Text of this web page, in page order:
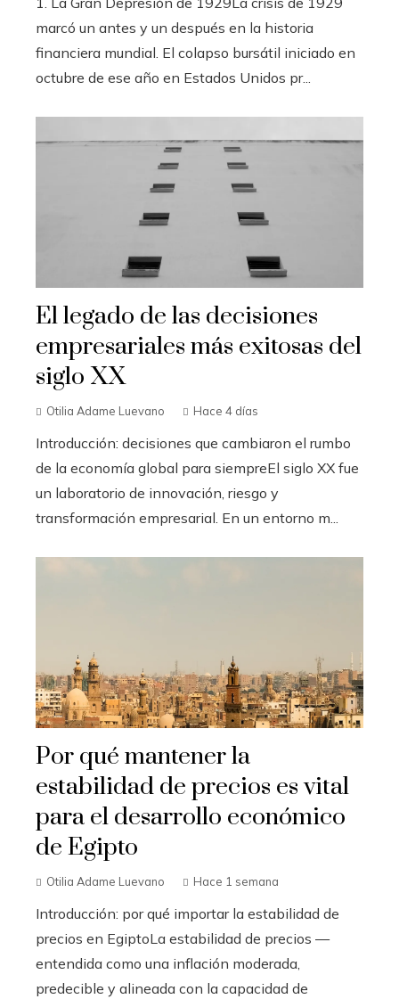
marcó un antes y un después en la historia
financiera mundial. El colapso bursátil iniciado en
octubre de ese año en Estados Unidos pr...
El legado de las decisiones
empresariales más exitosas del
siglo XX
Otilia Adame Luevano Hace 4 días
Introducción: decisiones que cambiaron el rumbo
de la economía global para siempreEl siglo XX fue
un laboratorio de innovación, riesgo y
transformación empresarial. En un entorno m...
Por qué mantener la
estabilidad de precios es vital
para el desarrollo económico
de Egipto
Otilia Adame Luevano Hace 1 semana
Introducción: por qué importar la estabilidad de
precios en EgiptoLa estabilidad de precios —
entendida como una inflación moderada,
predecible y alineada con la capacidad de